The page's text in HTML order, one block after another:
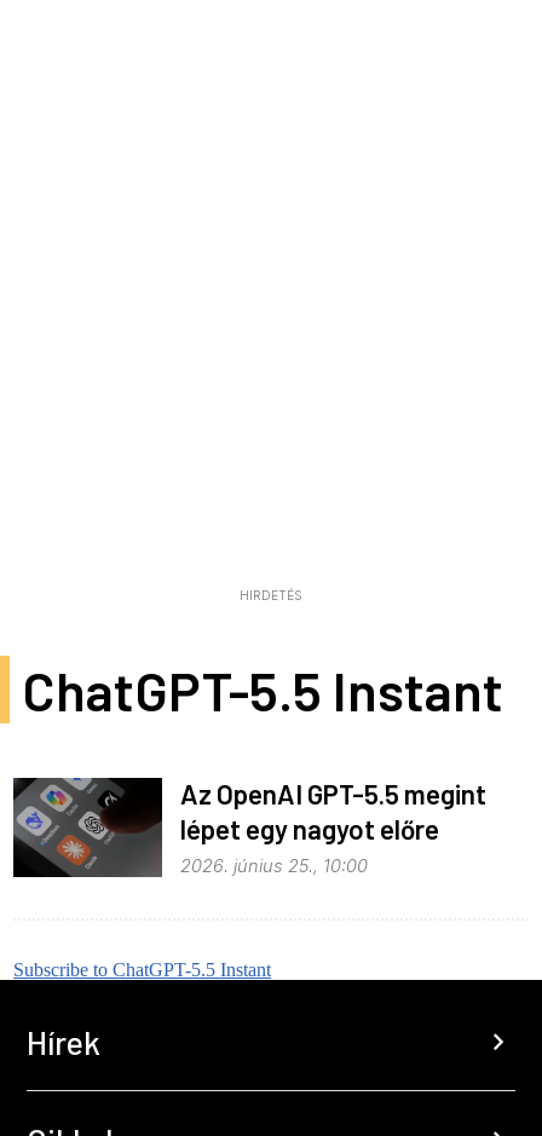
HIRDETÉS
ChatGPT-5.5 Instant
Az OpenAI GPT-5.5 megint
lépet egy nagyot előre
2026. június 25., 10:00
Subscribe to ChatGPT-5.5 Instant
Hírek chevron_right